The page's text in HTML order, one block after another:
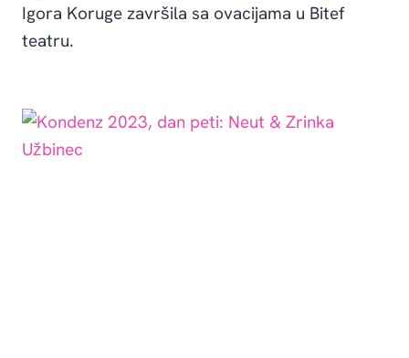
Igora Koruge završila sa ovacijama u Bitef
teatru.